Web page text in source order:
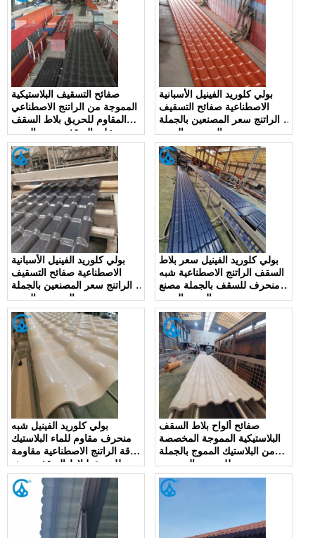
صفائح التسقيف البلاستيكية
المموجة من الراتنج الاصطناعي
المقاوم للحريق بلاط السقف
على السقف بسعر الصين
بولي كلوريد الفينيل الأسبانية
الاصطناعية صفائح التسقيف
الراتنج سعر المصنعين بالجملة
الموردين الصين
بولي كلوريد الفينيل الأسبانية
الاصطناعية صفائح التسقيف
الراتنج سعر المصنعين بالجملة
الموردين الصين
بولي كلوريد الفينيل سعر بلاط
السقف الراتنج الاصطناعية شبه
منحرف للسقف بالجملة مصنع
المورد الصين
بولي كلوريد الفينيل شبه
منحرف مقاوم للماء البلاستيك
ورقة الراتنج الاصطناعية مقاومة
للحريق لبلاط السقف مصنع
بالجملة الصين
صفائح ألواح بلاط السقف
البلاستيكية المموجة المخصصة
من البلاستيك المموج بالجملة
للبيع من الموردين